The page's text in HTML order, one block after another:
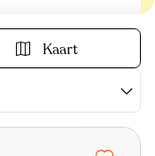
Kaart